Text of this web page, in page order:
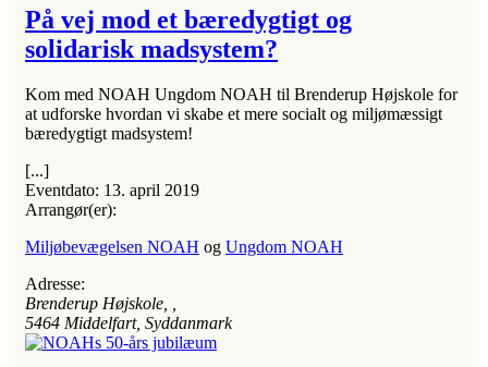
På vej mod et bæredygtigt og
solidarisk madsystem?
Kom med NOAH Ungdom NOAH til Brenderup Højskole for
at udforske hvordan vi skabe et mere socialt og miljømæssigt
bæredygtigt madsystem!
[...]
Eventdato: 13. april 2019
Arrangør(er):
Miljøbevægelsen NOAH og Ungdom NOAH
Adresse:
Brenderup Højskole, ,
5464 Middelfart, Syddanmark